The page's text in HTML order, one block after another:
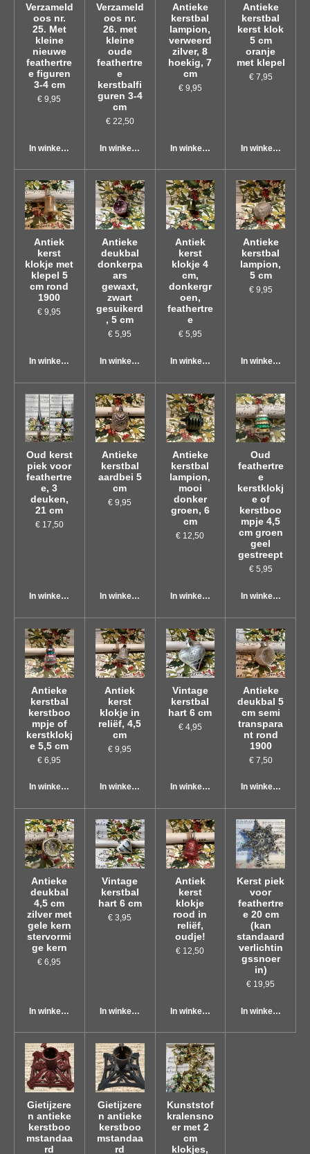
Verzameld
oos nr.
25. Met
kleine
nieuwe
feathertre
e figuren
3-4 cm
€ 9,95
In winkelwagen
Verzameld
oos nr.
26. met
kleine
oude
feathertre
e
kerstbalfi
guren 3-4
cm
€ 22,50
In winkelwagen
Antieke
kerstbal
lampion,
verweerd
zilver, 8
hoekig, 7
cm
€ 9,95
In winkelwagen
Antieke
kerstbal
kerst klok
5 cm
oranje
met klepel
€ 7,95
In winkelwagen
Antiek
kerst
klokje met
klepel 5
cm rond
1900
€ 9,95
In winkelwagen
Antieke
deukbal
donkerpa
ars
gewaxt,
zwart
gesuikerd
, 5 cm
€ 5,95
In winkelwagen
Antiek
kerst
klokje 4
cm,
donkergr
oen,
feathertre
e
€ 5,95
In winkelwagen
Antieke
kerstbal
lampion,
5 cm
€ 9,95
In winkelwagen
Oud kerst
piek voor
feathertre
e, 3
deuken,
21 cm
€ 17,50
In winkelwagen
Antieke
kerstbal
aardbei 5
cm
€ 9,95
In winkelwagen
Antieke
kerstbal
lampion,
mooi
donker
groen, 6
cm
€ 12,50
In winkelwagen
Oud
feathertre
e
kerstklokj
e of
kerstboo
mpje 4,5
cm groen
geel
gestreept
€ 5,95
In winkelwagen
Antieke
kerstbal
kerstboo
mpje of
kerstklokj
e 5,5 cm
€ 6,95
In winkelwagen
Antiek
kerst
klokje in
reliëf, 4,5
cm
€ 9,95
In winkelwagen
Vintage
kerstbal
hart 6 cm
€ 4,95
In winkelwagen
Antieke
deukbal 5
cm semi
transpara
nt rond
1900
€ 7,50
In winkelwagen
Antieke
deukbal
4,5 cm
zilver met
gele kern
stervormi
ge kern
€ 6,95
In winkelwagen
Vintage
kerstbal
hart 6 cm
€ 3,95
In winkelwagen
Antiek
kerst
klokje
rood in
reliëf,
oudje!
€ 12,50
In winkelwagen
Kerst piek
voor
feathertre
e 20 cm
(kan
standaard
verlichtin
gssnoer
in)
€ 19,95
In winkelwagen
Gietijzere
n antieke
kerstboo
mstandaa
rd
Gietijzere
n antieke
kerstboo
mstandaa
rd
Kunststof
kralensno
er met 2
cm
klokjes,